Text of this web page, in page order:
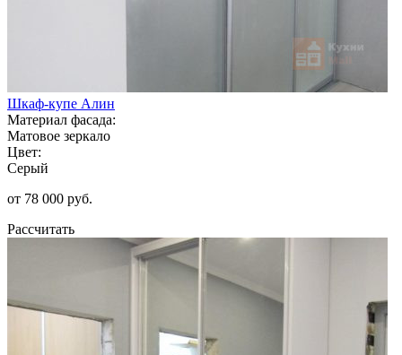
Шкаф-купе Алин
Материал фасада:
Матовое зеркало
Цвет:
Серый
от 78 000 руб.
Рассчитать